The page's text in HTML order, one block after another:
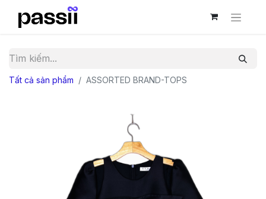
Tất cả sản phẩm ASSORTED BRAND-TOPS